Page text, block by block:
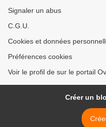
Signaler un abus
C.G.U.
Cookies et données
Préférences cookies
Voir le profil de sur le portail
Créer un